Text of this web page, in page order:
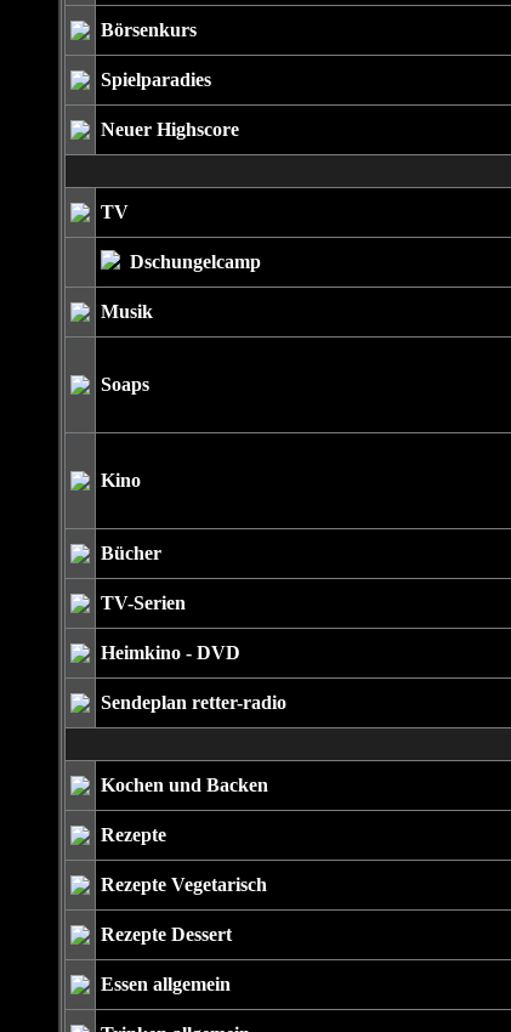
Börsenkurs
Spielparadies
Neuer Highscore
TV
Dschungelcamp
Musik
Soaps
Kino
Bücher
TV-Serien
Heimkino - DVD
Sendeplan retter-radio
Kochen und Backen
Rezepte
Rezepte Vegetarisch
Rezepte Dessert
Essen allgemein